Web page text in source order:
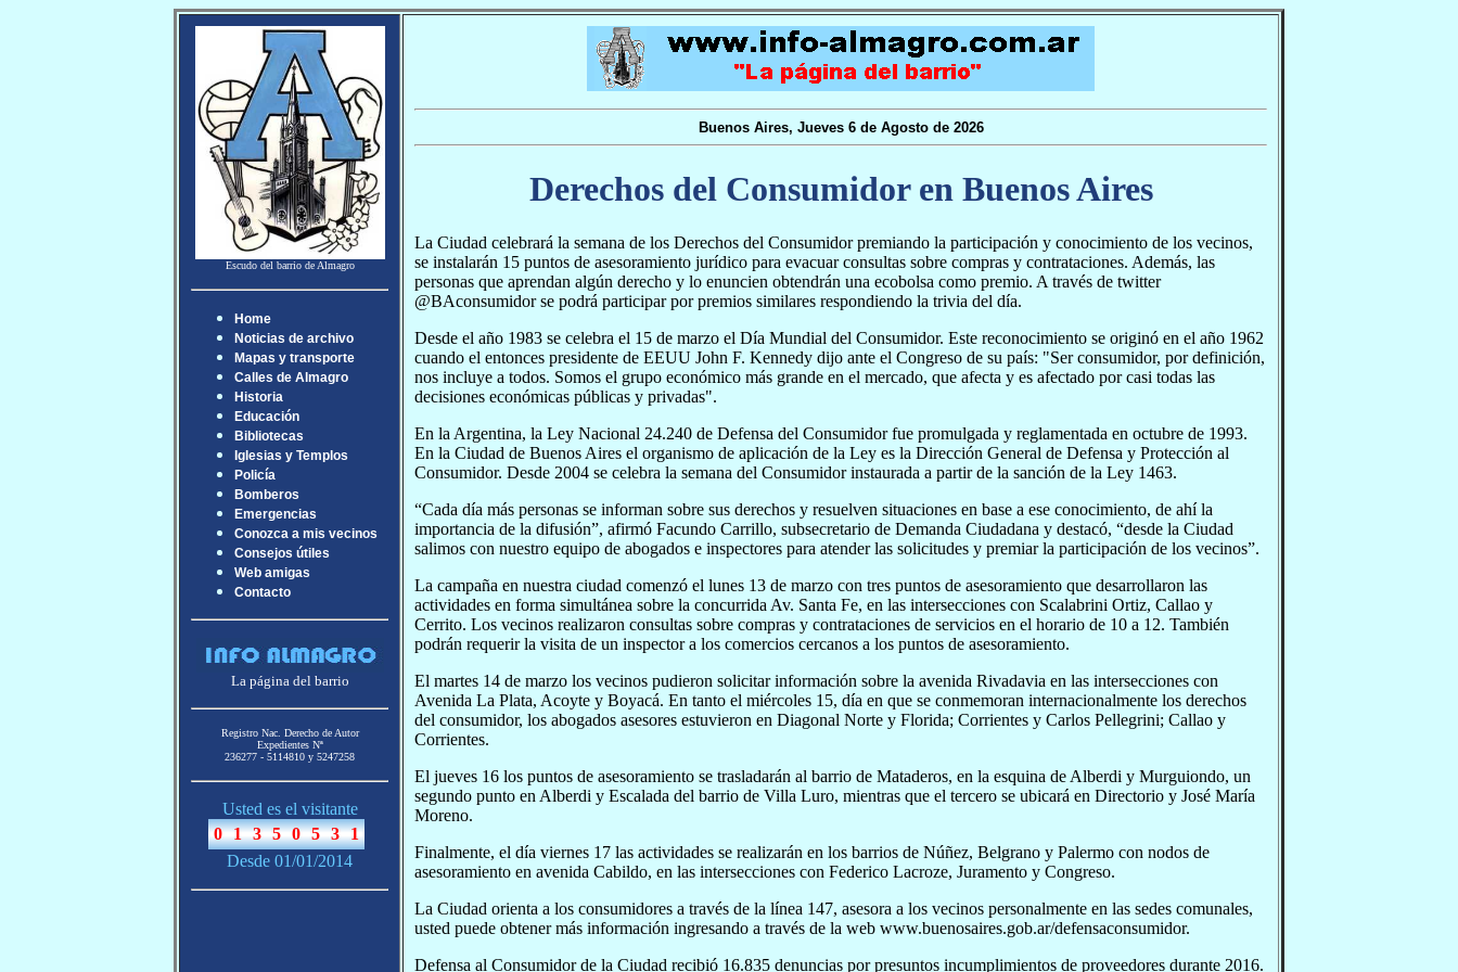
Escudo del barrio de Almagro
Home
Noticias de archivo
Mapas y transporte
Calles de Almagro
Historia
Educación
Bibliotecas
Iglesias y Templos
Policía
Bomberos
Emergencias
Conozca a mis vecinos
Consejos útiles
Web amigas
Contacto
La página del barrio
Registro Nac. Derecho de Autor
Expedientes Nª
236277 - 5114810 y 5247258
Usted es el visitante
Desde 01/01/2014
Buenos Aires, Jueves 6 de Agosto de 2026
Derechos del Consumidor en Buenos Aires
La Ciudad celebrará la semana de los Derechos del Consumidor premiando la participación y conocimiento de los vecinos,
se instalarán 15 puntos de asesoramiento jurídico para evacuar consultas sobre compras y contrataciones. Además, las
personas que aprendan algún derecho y lo enuncien obtendrán una ecobolsa como premio. A través de twitter
@BAconsumidor se podrá participar por premios similares respondiendo la trivia del día.
Desde el año 1983 se celebra el 15 de marzo el Día Mundial del Consumidor. Este reconocimiento se originó en el año 1962
cuando el entonces presidente de EEUU John F. Kennedy dijo ante el Congreso de su país: "Ser consumidor, por definición,
nos incluye a todos. Somos el grupo económico más grande en el mercado, que afecta y es afectado por casi todas las
decisiones económicas públicas y privadas".
En la Argentina, la Ley Nacional 24.240 de Defensa del Consumidor fue promulgada y reglamentada en octubre de 1993.
En la Ciudad de Buenos Aires el organismo de aplicación de la Ley es la Dirección General de Defensa y Protección al
Consumidor. Desde 2004 se celebra la semana del Consumidor instaurada a partir de la sanción de la Ley 1463.
“Cada día más personas se informan sobre sus derechos y resuelven situaciones en base a ese conocimiento, de ahí la
importancia de la difusión”, afirmó Facundo Carrillo, subsecretario de Demanda Ciudadana y destacó, “desde la Ciudad
salimos con nuestro equipo de abogados e inspectores para atender las solicitudes y premiar la participación de los vecinos”.
La campaña en nuestra ciudad comenzó el lunes 13 de marzo con tres puntos de asesoramiento que desarrollaron las
actividades en forma simultánea sobre la concurrida Av. Santa Fe, en las intersecciones con Scalabrini Ortiz, Callao y
Cerrito. Los vecinos realizaron consultas sobre compras y contrataciones de servicios en el horario de 10 a 12. También
podrán requerir la visita de un inspector a los comercios cercanos a los puntos de asesoramiento.
El martes 14 de marzo los vecinos pudieron solicitar información sobre la avenida Rivadavia en las intersecciones con
Avenida La Plata, Acoyte y Boyacá. En tanto el miércoles 15, día en que se conmemoran internacionalmente los derechos
del consumidor, los abogados asesores estuvieron en Diagonal Norte y Florida; Corrientes y Carlos Pellegrini; Callao y
Corrientes.
El jueves 16 los puntos de asesoramiento se trasladarán al barrio de Mataderos, en la esquina de Alberdi y Murguiondo, un
segundo punto en Alberdi y Escalada del barrio de Villa Luro, mientras que el tercero se ubicará en Directorio y José María
Moreno.
Finalmente, el día viernes 17 las actividades se realizarán en los barrios de Núñez, Belgrano y Palermo con nodos de
asesoramiento en avenida Cabildo, en las intersecciones con Federico Lacroze, Juramento y Congreso.
La Ciudad orienta a los consumidores a través de la línea 147, asesora a los vecinos personalmente en las sedes comunales,
usted puede obtener más información ingresando a través de la web www.buenosaires.gob.ar/defensaconsumidor.
Defensa al Consumidor de la Ciudad recibió 16.835 denuncias por presuntos incumplimientos de proveedores durante 2016.